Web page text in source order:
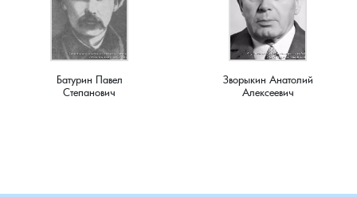
Батурин Павел
Степанович
Зворыкин Анатолий
Алексеевич
Сосновка, деревня
Старая Никола, погост
Ступино, деревня